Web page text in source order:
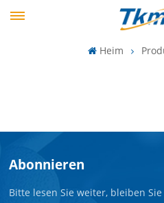
Heim
Abonnieren
Bitte lesen Sie weiter, bleiben